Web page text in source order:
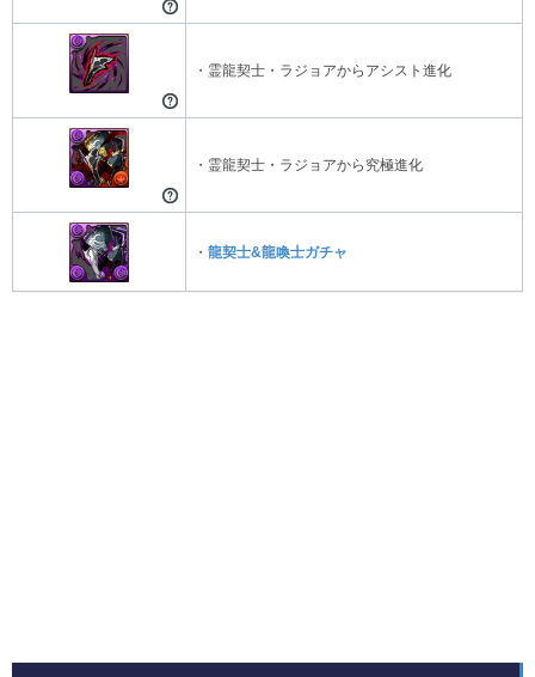
・霊龍契士・ラジョアからアシスト進化
・霊龍契士・ラジョアから究極進化
・ 龍契士&龍喚士ガチャ